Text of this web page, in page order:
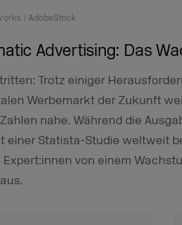
/ AdobeStock
Advertising: Das
Trotz einiger
Werbemarkt der Zukunft
nahe. Während die
einer Statista-Studie weltweit
Expert:innen von einem